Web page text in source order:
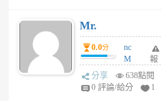
Mr.
0.0分
nc
M
U
F
報
分享
638點閱
0 評論/給分
1